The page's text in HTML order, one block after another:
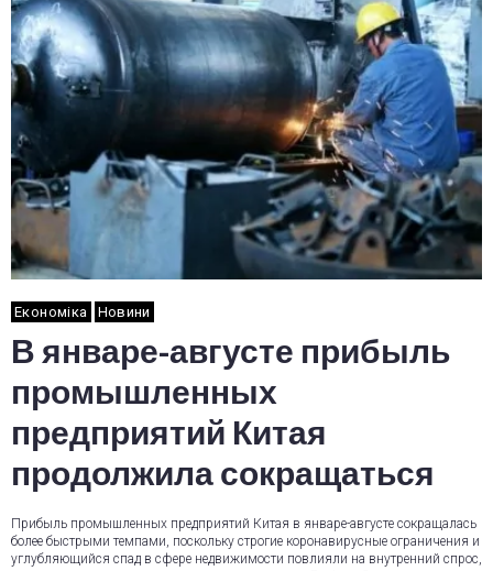
Економіка Новини
В январе-августе прибыль
промышленных
предприятий Китая
продолжила сокращаться
Прибыль промышленных предприятий Китая в январе-августе сокращалась
более быстрыми темпами, поскольку строгие коронавирусные ограничения и
углубляющийся спад в сфере недвижимости повлияли на внутренний спрос,